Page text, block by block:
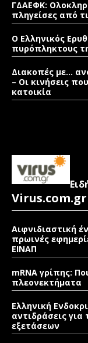
ΓΔΑΕΦΚ:
πληγείσες από
Ο Ελληνικός
πυρόπληκτους
Διακοπές με…
– Οι κινήσεις
κατοικία
Virus.com.gr
Αιφνιδιαστική
πρωινές
ΕΙΝΑΠ
mRNA γρίπης:
πλεονεκτήματα
Ελληνική
αντιδράσεις
εξετάσεων